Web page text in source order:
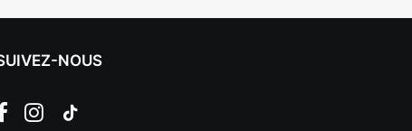
NOUS